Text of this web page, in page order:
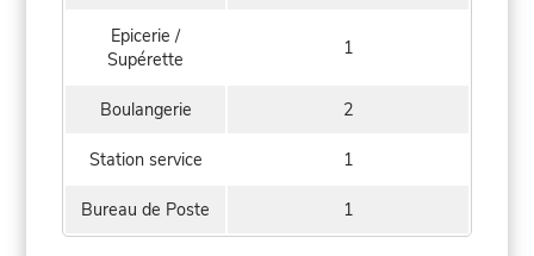
Epicerie /
Supérette
1
Boulangerie 2
Station service 1
Bureau de Poste 1